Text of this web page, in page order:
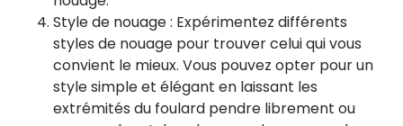
Style de nouage : Expérimentez différents
styles de nouage pour trouver celui qui vous
convient le mieux. Vous pouvez opter pour un
style simple et élégant en laissant les
extrémités du foulard pendre librement ou